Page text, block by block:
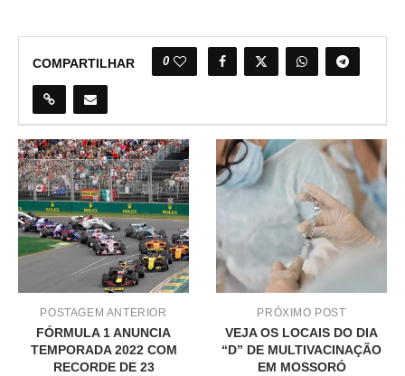
COMPARTILHAR 0
POSTAGEM ANTERIOR
FÓRMULA 1 ANUNCIA
TEMPORADA 2022 COM
RECORDE DE 23
PRÓXIMO POST
VEJA OS LOCAIS DO DIA
“D” DE MULTIVACINAÇÃO
EM MOSSORÓ